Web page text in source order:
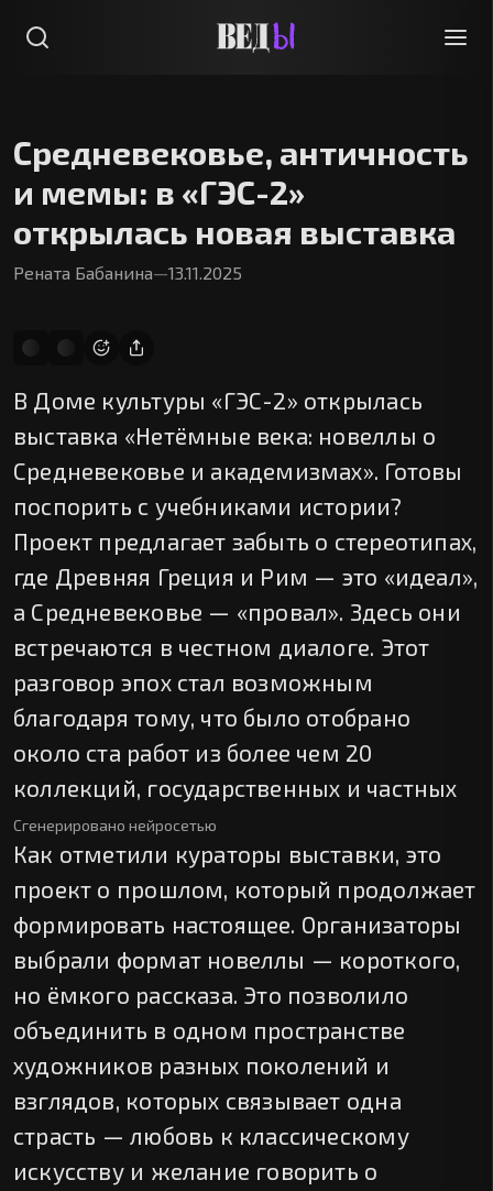
Средневековье, античность
и мемы: в «ГЭС-2»
открылась новая выставка
Рената Бабанина—13.11.2025
В Доме культуры «ГЭС-2» открылась
выставка «Нетёмные века: новеллы о
Средневековье и академизмах». Готовы
поспорить с учебниками истории?
Проект предлагает забыть о стереотипах,
где Древняя Греция и Рим — это «идеал»,
а Средневековье — «провал». Здесь они
встречаются в честном диалоге. Этот
разговор эпох стал возможным
благодаря тому, что было отобрано
около ста работ из более чем 20
коллекций, государственных и частных
Сгенерировано нейросетью
Как отметили кураторы выставки, это
проект о прошлом, который продолжает
формировать настоящее. Организаторы
выбрали формат новеллы — короткого,
но ёмкого рассказа. Это позволило
объединить в одном пространстве
художников разных поколений и
взглядов, которых связывает одна
страсть — любовь к классическому
искусству и желание говорить о